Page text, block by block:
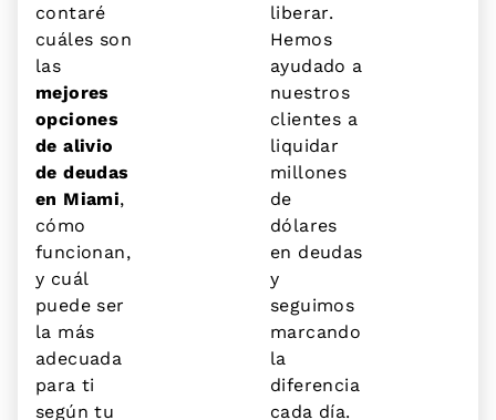
contaré
cuáles son
las
mejores
opciones
de alivio
de deudas
en Miami,
cómo
funcionan,
y cuál
puede ser
la más
adecuada
para ti
según tu
liberar.
Hemos
ayudado a
nuestros
clientes a
liquidar
millones
de
dólares
en deudas
y
seguimos
marcando
la
diferencia
cada día.